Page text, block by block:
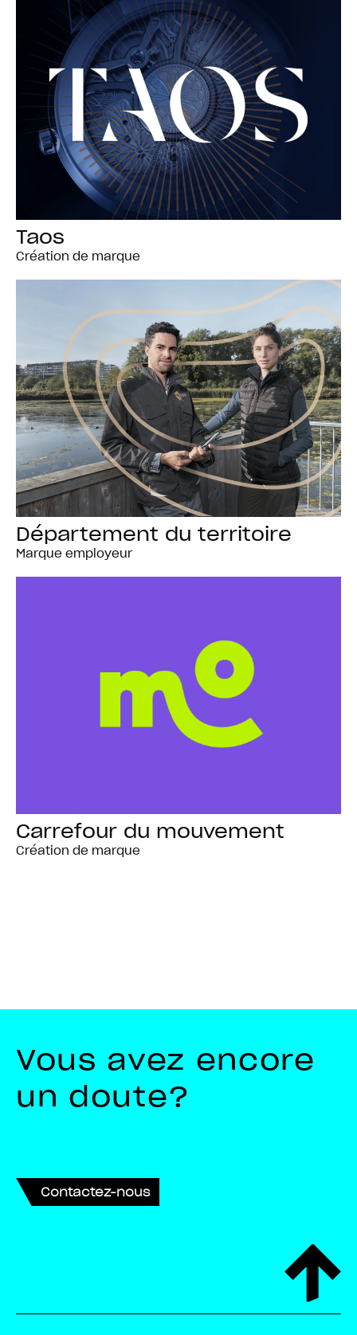
Taos
Création de marque
Département du territoire
Marque employeur
Carrefour du mouvement
Création de marque
Vous avez encore
un doute?
Contactez-nous